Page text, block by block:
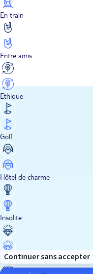
En train
Entre amis
Ethique
Golf
Hôtel de charme
Insolite
Luxe